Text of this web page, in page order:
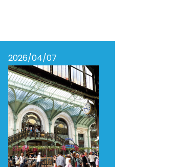
2026/04/07